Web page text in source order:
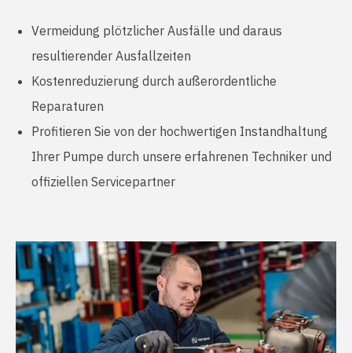
Vermeidung plötzlicher Ausfälle und daraus
resultierender Ausfallzeiten
Kostenreduzierung durch außerordentliche
Reparaturen
Profitieren Sie von der hochwertigen Instandhaltung
Ihrer Pumpe durch unsere erfahrenen Techniker und
offiziellen Servicepartner